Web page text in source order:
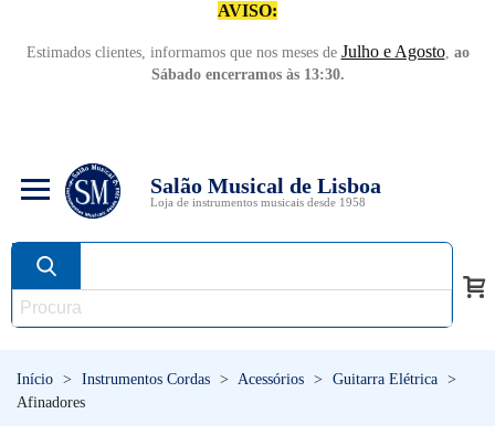
AVISO:
Estimados clientes, informamos que nos meses de Julho e Agosto, ao
Sábado encerramos às 13:30.
Salão Musical de Lisboa
Loja de instrumentos musicais desde 1958
Início > Instrumentos Cordas > Acessórios > Guitarra Elétrica >
Afinadores